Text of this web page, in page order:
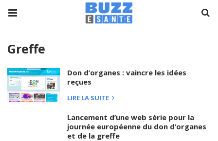
Greffe
Don d’organes : vaincre les idées
reçues
LIRE LA SUITE
Lancement d’une web série pour la
journée européenne du don d’organes
et de la greffe